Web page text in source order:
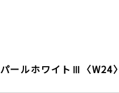
パールホワイトⅢ〈W24〉